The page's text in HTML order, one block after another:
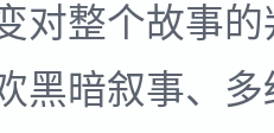
对整个故事
黑暗叙事、